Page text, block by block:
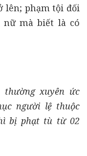
lên; phạm tội đối
mà biết là có
xuyên ức
người lệ thuộc
bị phạt tù từ 02